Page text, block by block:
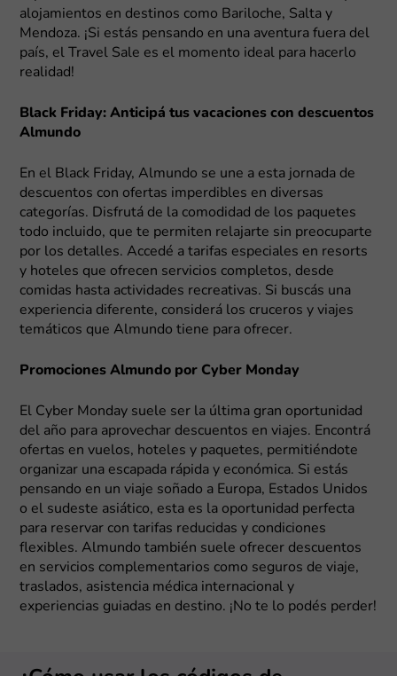
alojamientos en destinos como Bariloche, Salta y
Mendoza. ¡Si estás pensando en una aventura fuera del
país, el Travel Sale es el momento ideal para hacerlo
realidad!
Black Friday: Anticipá tus vacaciones con descuentos
Almundo
En el Black Friday, Almundo se une a esta jornada de
descuentos con ofertas imperdibles en diversas
categorías. Disfrutá de la comodidad de los paquetes
todo incluido, que te permiten relajarte sin preocuparte
por los detalles. Accedé a tarifas especiales en resorts
y hoteles que ofrecen servicios completos, desde
comidas hasta actividades recreativas. Si buscás una
experiencia diferente, considerá los cruceros y viajes
temáticos que Almundo tiene para ofrecer.
Promociones Almundo por Cyber Monday
El Cyber Monday suele ser la última gran oportunidad
del año para aprovechar descuentos en viajes. Encontrá
ofertas en vuelos, hoteles y paquetes, permitiéndote
organizar una escapada rápida y económica. Si estás
pensando en un viaje soñado a Europa, Estados Unidos
o el sudeste asiático, esta es la oportunidad perfecta
para reservar con tarifas reducidas y condiciones
flexibles. Almundo también suele ofrecer descuentos
en servicios complementarios como seguros de viaje,
traslados, asistencia médica internacional y
experiencias guiadas en destino. ¡No te lo podés perder!